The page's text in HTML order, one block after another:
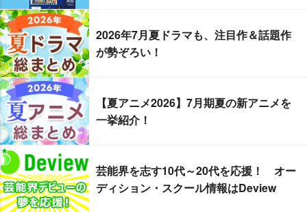
2026年7月夏ドラマも、注目作＆話題作
が勢ぞろい！
【夏アニメ2026】7月期夏の新アニメを
一挙紹介！
芸能界を志す10代～20代を応援！ オー
ディション・スクール情報はDeview